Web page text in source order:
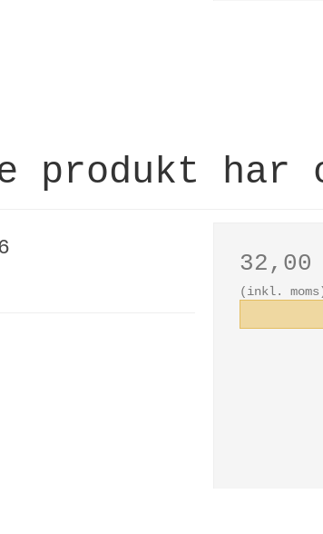
produkt har
32,00
(inkl.